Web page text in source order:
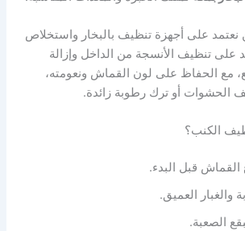
على أجهزة تنظيف بالبخار واستخلاص
على تنظيف الأنسجة من الداخل وإزالة
مع الحفاظ على لون القماش ونعومته،
الحشوات أو ترك رطوبة زائدة.
الكنب؟
قبل البدء.
والغبار العميق.
الصعبة.